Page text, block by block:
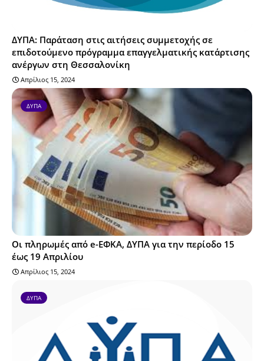
ΔΥΠΑ: Παράταση στις αιτήσεις συμμετοχής σε
επιδοτούμενο πρόγραμμα επαγγελματικής κατάρτισης
ανέργων στη Θεσσαλονίκη
Απρίλιος 15, 2024
ΔΥΠΑ
Οι πληρωμές από e-ΕΦΚΑ, ΔΥΠΑ για την περίοδο 15
έως 19 Απριλίου
Απρίλιος 15, 2024
ΔΥΠΑ